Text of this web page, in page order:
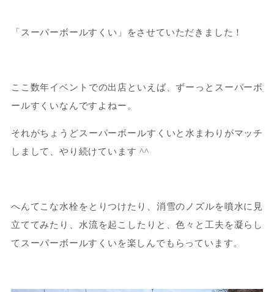
「スーパーボールすくい」をさせていただきました！
ここ数年イベントでの出店といえば、ずーっとスーパーボ
ールすくいなんですよねー。
それがちょうどスーパーボールすくいと水まわりがマッチ
しまして、やり続けています ^^
へんてこな水栓をとりつけたり、消雪のノズルを噴水に見
立ててみたり、水流を起こしたりと、色々と工夫を凝らし
てスーパーボールすくいを楽しんでもらっています。